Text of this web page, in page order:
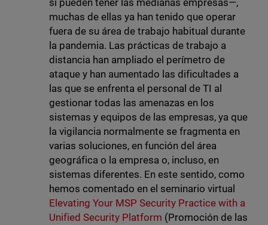
sí pueden tener las medianas empresas—,
muchas de ellas ya han tenido que operar
fuera de su área de trabajo habitual durante
la pandemia. Las prácticas de trabajo a
distancia han ampliado el perímetro de
ataque y han aumentado las dificultades a
las que se enfrenta el personal de TI al
gestionar todas las amenazas en los
sistemas y equipos de las empresas, ya que
la vigilancia normalmente se fragmenta en
varias soluciones, en función del área
geográfica o la empresa o, incluso, en
sistemas diferentes. En este sentido, como
hemos comentado en el seminario virtual
Elevating Your MSP Security Practice with a
Unified Security Platform (Promoción de las